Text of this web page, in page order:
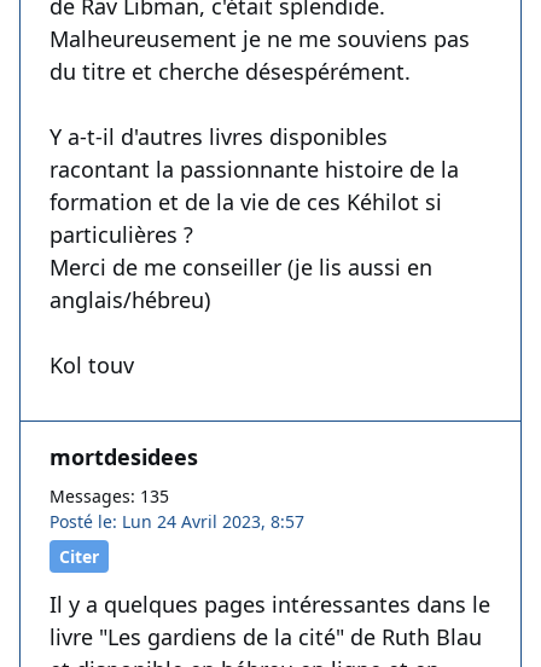
de Rav Libman, c'était splendide.
Malheureusement je ne me souviens pas
du titre et cherche désespérément.
Y a-t-il d'autres livres disponibles
racontant la passionnante histoire de la
formation et de la vie de ces Kéhilot si
particulières ?
Merci de me conseiller (je lis aussi en
anglais/hébreu)
Kol touv
mortdesidees
Messages: 135
Posté le: Lun 24 Avril 2023, 8:57
Citer
Il y a quelques pages intéressantes dans le
livre "Les gardiens de la cité" de Ruth Blau